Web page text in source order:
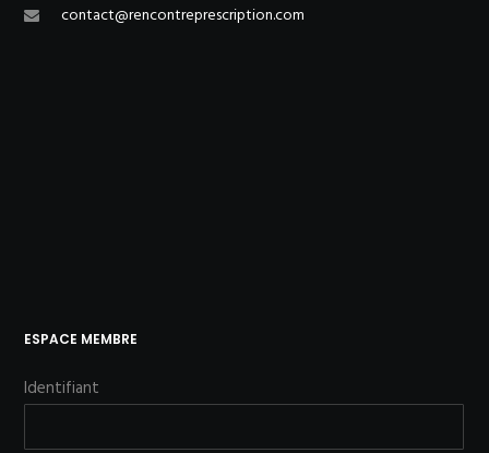
contact@rencontreprescription.com
ESPACE MEMBRE
Identifiant